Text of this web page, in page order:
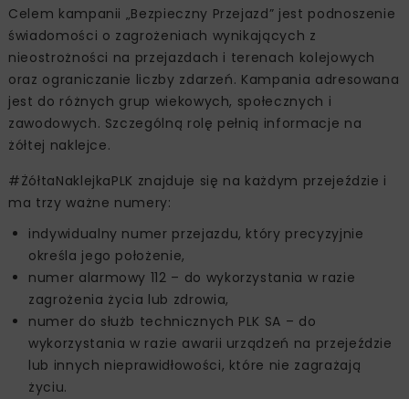
Celem kampanii „Bezpieczny Przejazd” jest podnoszenie
świadomości o zagrożeniach wynikających z
nieostrożności na przejazdach i terenach kolejowych
oraz ograniczanie liczby zdarzeń. Kampania adresowana
jest do różnych grup wiekowych, społecznych i
zawodowych. Szczególną rolę pełnią informacje na
żółtej naklejce.
#ŻółtaNaklejkaPLK znajduje się na każdym przejeździe i
ma trzy ważne numery:
indywidualny numer przejazdu, który precyzyjnie
określa jego położenie,
numer alarmowy 112 – do wykorzystania w razie
zagrożenia życia lub zdrowia,
numer do służb technicznych PLK SA – do
wykorzystania w razie awarii urządzeń na przejeździe
lub innych nieprawidłowości, które nie zagrażają
życiu.